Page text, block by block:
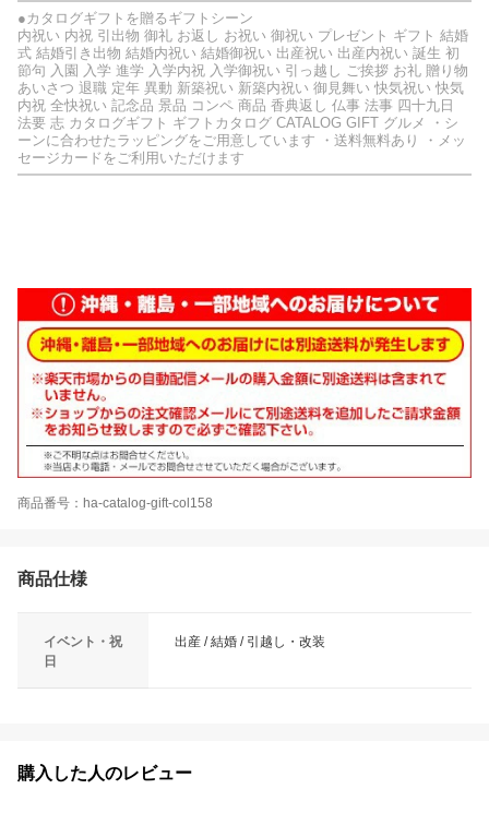
●カタログギフトを贈るギフトシーン
内祝い 内祝 引出物 御礼 お返し お祝い 御祝い プレゼント ギフト 結婚
式 結婚引き出物 結婚内祝い 結婚御祝い 出産祝い 出産内祝い 誕生 初
節句 入園 入学 進学 入学内祝 入学御祝い 引っ越し ご挨拶 お礼 贈り物
あいさつ 退職 定年 異動 新築祝い 新築内祝い 御見舞い 快気祝い 快気
内祝 全快祝い 記念品 景品 コンペ 商品 香典返し 仏事 法事 四十九日
法要 志 カタログギフト ギフトカタログ CATALOG GIFT グルメ ・シ
ーンに合わせたラッピングをご用意しています ・送料無料あり ・メッ
セージカードをご利用いただけます
商品番号：ha-catalog-gift-col158
商品仕様
イベント・祝
日
出産 / 結婚 / 引越し・改装
購入した人のレビュー